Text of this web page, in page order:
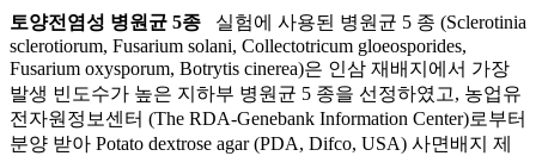
토양전염성 병원균 5종
실험에 사용된 병원균 5 종 (Sclerotinia
sclerotiorum, Fusarium solani, Collectotricum gloeosporides,
Fusarium oxysporum, Botrytis cinerea)은 인삼 재배지에서 가장
발생 빈도수가 높은 지하부 병원균 5 종을 선정하였고, 농업유
전자원정보센터 (The RDA-Genebank Information Center)로부터
분양 받아 Potato dextrose agar (PDA, Difco, USA) 사면배지 제